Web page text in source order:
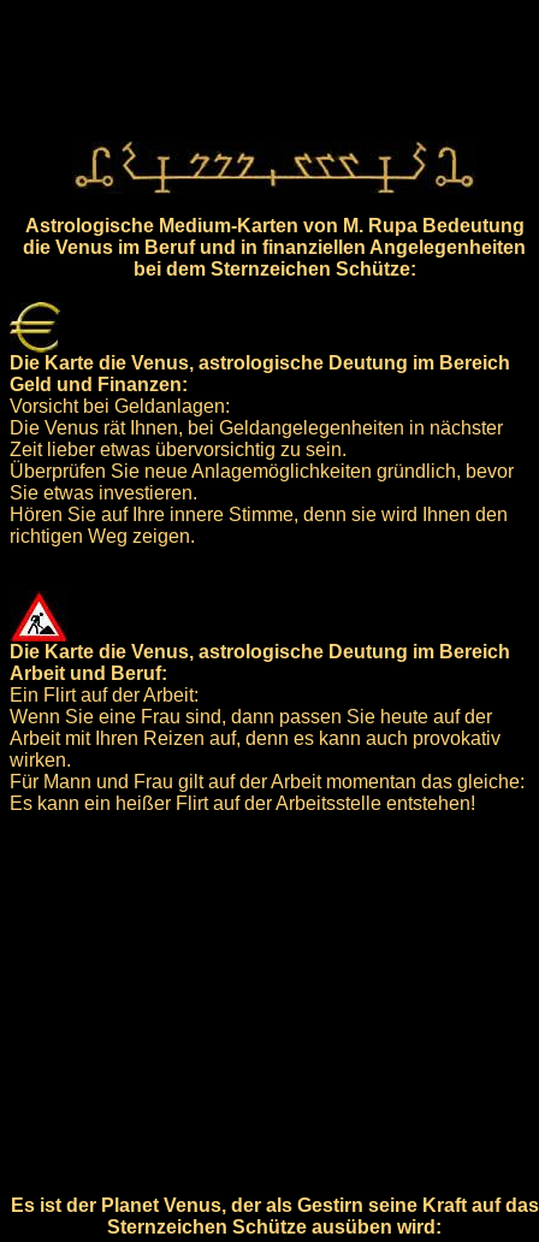
Astrologische Medium-Karten von M. Rupa Bedeutung
die Venus im Beruf und in finanziellen Angelegenheiten
bei dem Sternzeichen Schütze:
Die Karte die Venus, astrologische Deutung im Bereich
Geld und Finanzen:
Vorsicht bei Geldanlagen:
Die Venus rät Ihnen, bei Geldangelegenheiten in nächster
Zeit lieber etwas übervorsichtig zu sein.
Überprüfen Sie neue Anlagemöglichkeiten gründlich, bevor
Sie etwas investieren.
Hören Sie auf Ihre innere Stimme, denn sie wird Ihnen den
richtigen Weg zeigen.
Die Karte die Venus, astrologische Deutung im Bereich
Arbeit und Beruf:
Ein Flirt auf der Arbeit:
Wenn Sie eine Frau sind, dann passen Sie heute auf der
Arbeit mit Ihren Reizen auf, denn es kann auch provokativ
wirken.
Für Mann und Frau gilt auf der Arbeit momentan das gleiche:
Es kann ein heißer Flirt auf der Arbeitsstelle entstehen!
Es ist der Planet Venus, der als Gestirn seine Kraft auf das
Sternzeichen Schütze ausüben wird: